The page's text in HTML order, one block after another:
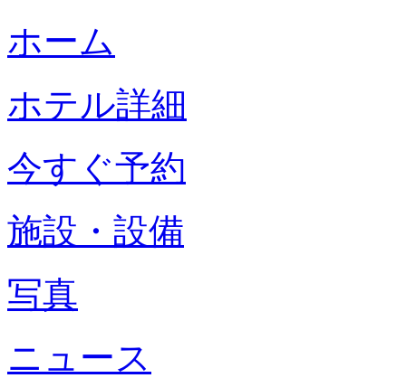
ホーム
ホテル詳細
今すぐ予約
施設・設備
写真
ニュース